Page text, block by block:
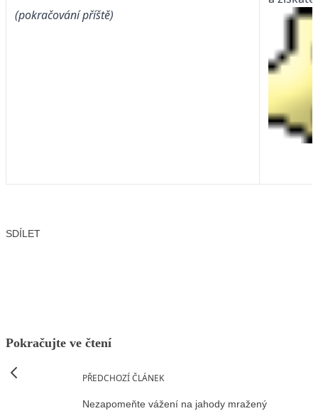
(pokračování příště)
SDÍLET
Pokračujte ve čtení
PŘEDCHOZÍ ČLÁNEK
Nezapomeňte vážení na jahody mražený